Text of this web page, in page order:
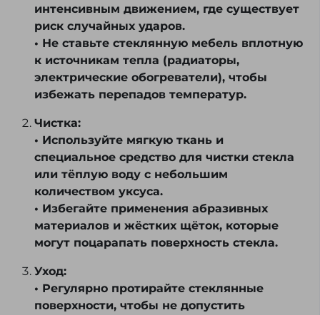
интенсивным движением, где существует
риск случайных ударов.
• Не ставьте стеклянную мебель вплотную
к источникам тепла (радиаторы,
электрические обогреватели), чтобы
избежать перепадов температур.
Чистка:
• Используйте мягкую ткань и
специальное средство для чистки стекла
или тёплую воду с небольшим
количеством уксуса.
• Избегайте применения абразивных
материалов и жёстких щёток, которые
могут поцарапать поверхность стекла.
Уход:
• Регулярно протирайте стеклянные
поверхности, чтобы не допустить